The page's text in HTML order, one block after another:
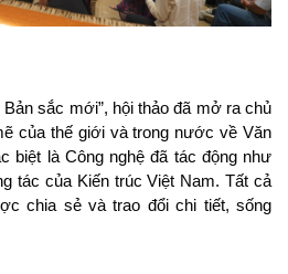
sắc mới”, hội thảo đã mở ra chủ
của thế giới và trong nước về Văn
biệt là Công nghệ đã tác động như
tác của Kiến trúc Việt Nam. Tất cả
chia sẻ và trao đổi chi tiết, sống